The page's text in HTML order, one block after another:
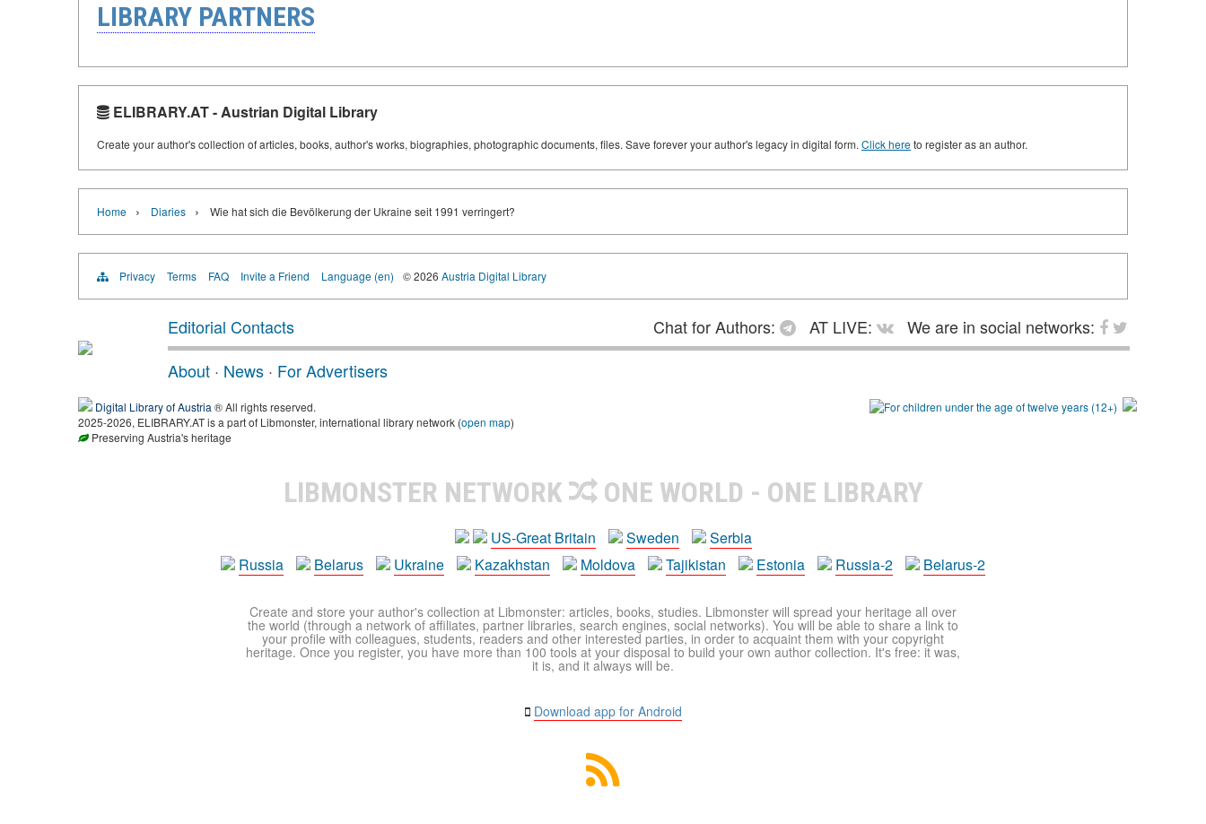
LIBRARY PARTNERS
ELIBRARY.AT - Austrian Digital Library
Create your author's collection of articles, books, author's works, biographies, photographic documents, files. Save forever your author's legacy in digital form. Click hereto register as an author.
Home › Diaries › Wie hat sich die Bevölkerung der Ukraine seit 1991 verringert?
Privacy Terms FAQ Invite a Friend Language (en) © 2026 Austria Digital Library
Editorial Contacts Chat for Authors: AT LIVE:
We are in social networks:
About · News · For Advertisers
Digital Library of Austria ® All rights reserved.
2025-2026, ELIBRARY.AT is a part of Libmonster, international library network (open map)
Preserving Austria's heritage
LIBMONSTER NETWORK ONE WORLD - ONE LIBRARY
US-Great Britain Sweden
Serbia
Russia
Belarus Ukraine Kazakhstan Moldova Tajikistan Estonia Russia-2 Belarus-2
Create and store your author's collection at Libmonster: articles, books, studies. Libmonster will spread your heritage all over
the world (through a network of affiliates, partner libraries, search engines, social networks). You will be able to share a link to
your profile with colleagues, students, readers and other interested parties, in order to acquaint them with your copyright
heritage. Once you register, you have more than 100 tools at your disposal to build your own author collection. It's free: it was,
it is, and it always will be.
Download app for Android